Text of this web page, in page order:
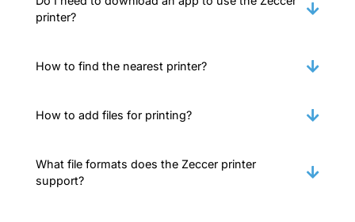
printer?
How to find the nearest printer?
How to add files for printing?
What file formats does the Zeccer printer
support?